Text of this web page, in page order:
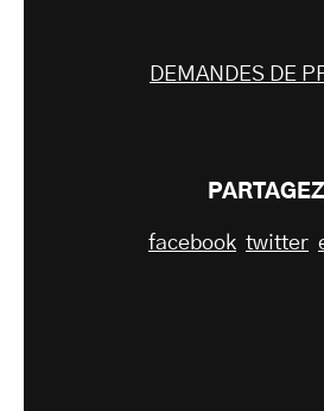
DEMANDES DE
PARTAGEZ
facebook twitter